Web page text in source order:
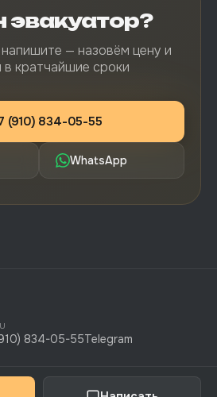
эвакуатор?
— назовём цену и
в кратчайшие сроки
(910) 834-05-55
WhatsApp
834-05-55Telegram